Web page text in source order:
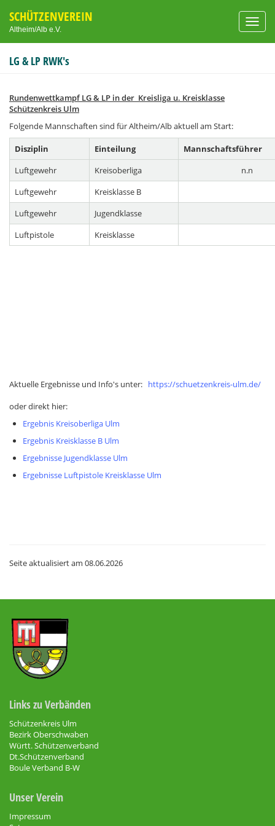
SCHÜTZENVEREIN
Altheim/Alb e.V.
LG & LP RWK's
Rundenwettkampf LG & LP in der Kreisliga u. Kreisklasse
Schützenkreis Ulm
Folgende Mannschaften sind für Altheim/Alb aktuell am Start:
Disziplin Einteilung
Mannschaftsführer
Luftgewehr
Kreisoberliga
n.n
Luftgewehr
Kreisklasse B
Luftgewehr
Jugendklasse
Luftpistole
Kreisklasse
Aktuelle Ergebnisse und Info's unter: https://schuetzenkreis-ulm.de/
oder direkt hier:
Ergebnis Kreisoberliga Ulm
Ergebnis Kreisklasse B Ulm
Ergebnisse Jugendklasse Ulm
Ergebnisse Luftpistole Kreisklasse Ulm
Seite aktualisiert am 08.06.2026
Links zu Verbänden
Schützenkreis Ulm
Bezirk Oberschwaben
Württ. Schützenverband
Dt.Schützenverband
Boule Verband B-W
Unser Verein
Impressum